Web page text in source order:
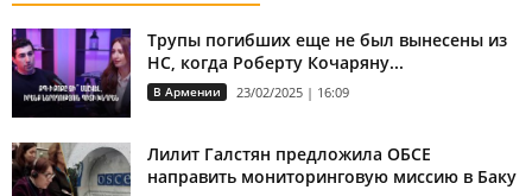
Трупы погибших еще не был вынесены из
НС, когда Роберту Кочаряну...
В Армении 23/02/2025 | 16:09
Лилит Галстян предложила ОБСЕ
направить мониторинговую миссию в Баку